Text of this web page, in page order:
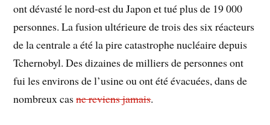
ont dévasté le nord-est du Japon et tué plus de 19 000
personnes. La fusion ultérieure de trois des six réacteurs
de la centrale a été la pire catastrophe nucléaire depuis
Tchernobyl. Des dizaines de milliers de personnes ont
fui les environs de l’usine ou ont été évacuées, dans de
nombreux casne reviens jamais.